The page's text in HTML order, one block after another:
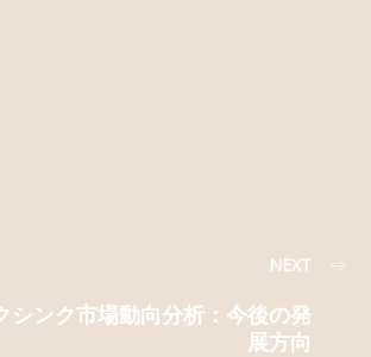
NEXT
シンク市場動向分析：今後の発
展方向